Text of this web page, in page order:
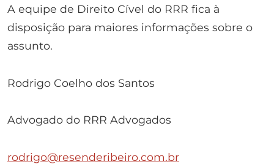
A equipe de Direito Cível do RRR fica à
disposição para maiores informações sobre o
assunto.
Rodrigo Coelho dos Santos
Advogado do RRR Advogados
rodrigo@resenderibeiro.com.br